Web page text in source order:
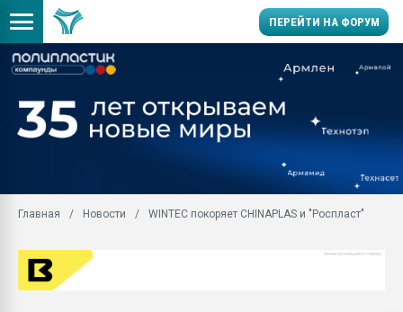
ПЕРЕЙТИ НА ФОРУМ
производство SPC
заводу пластмасс"
Помощь в подборе
Вакуум-формовочные
Главная Новости WINTEC покоряет CHINAPLAS и "Роспласт"